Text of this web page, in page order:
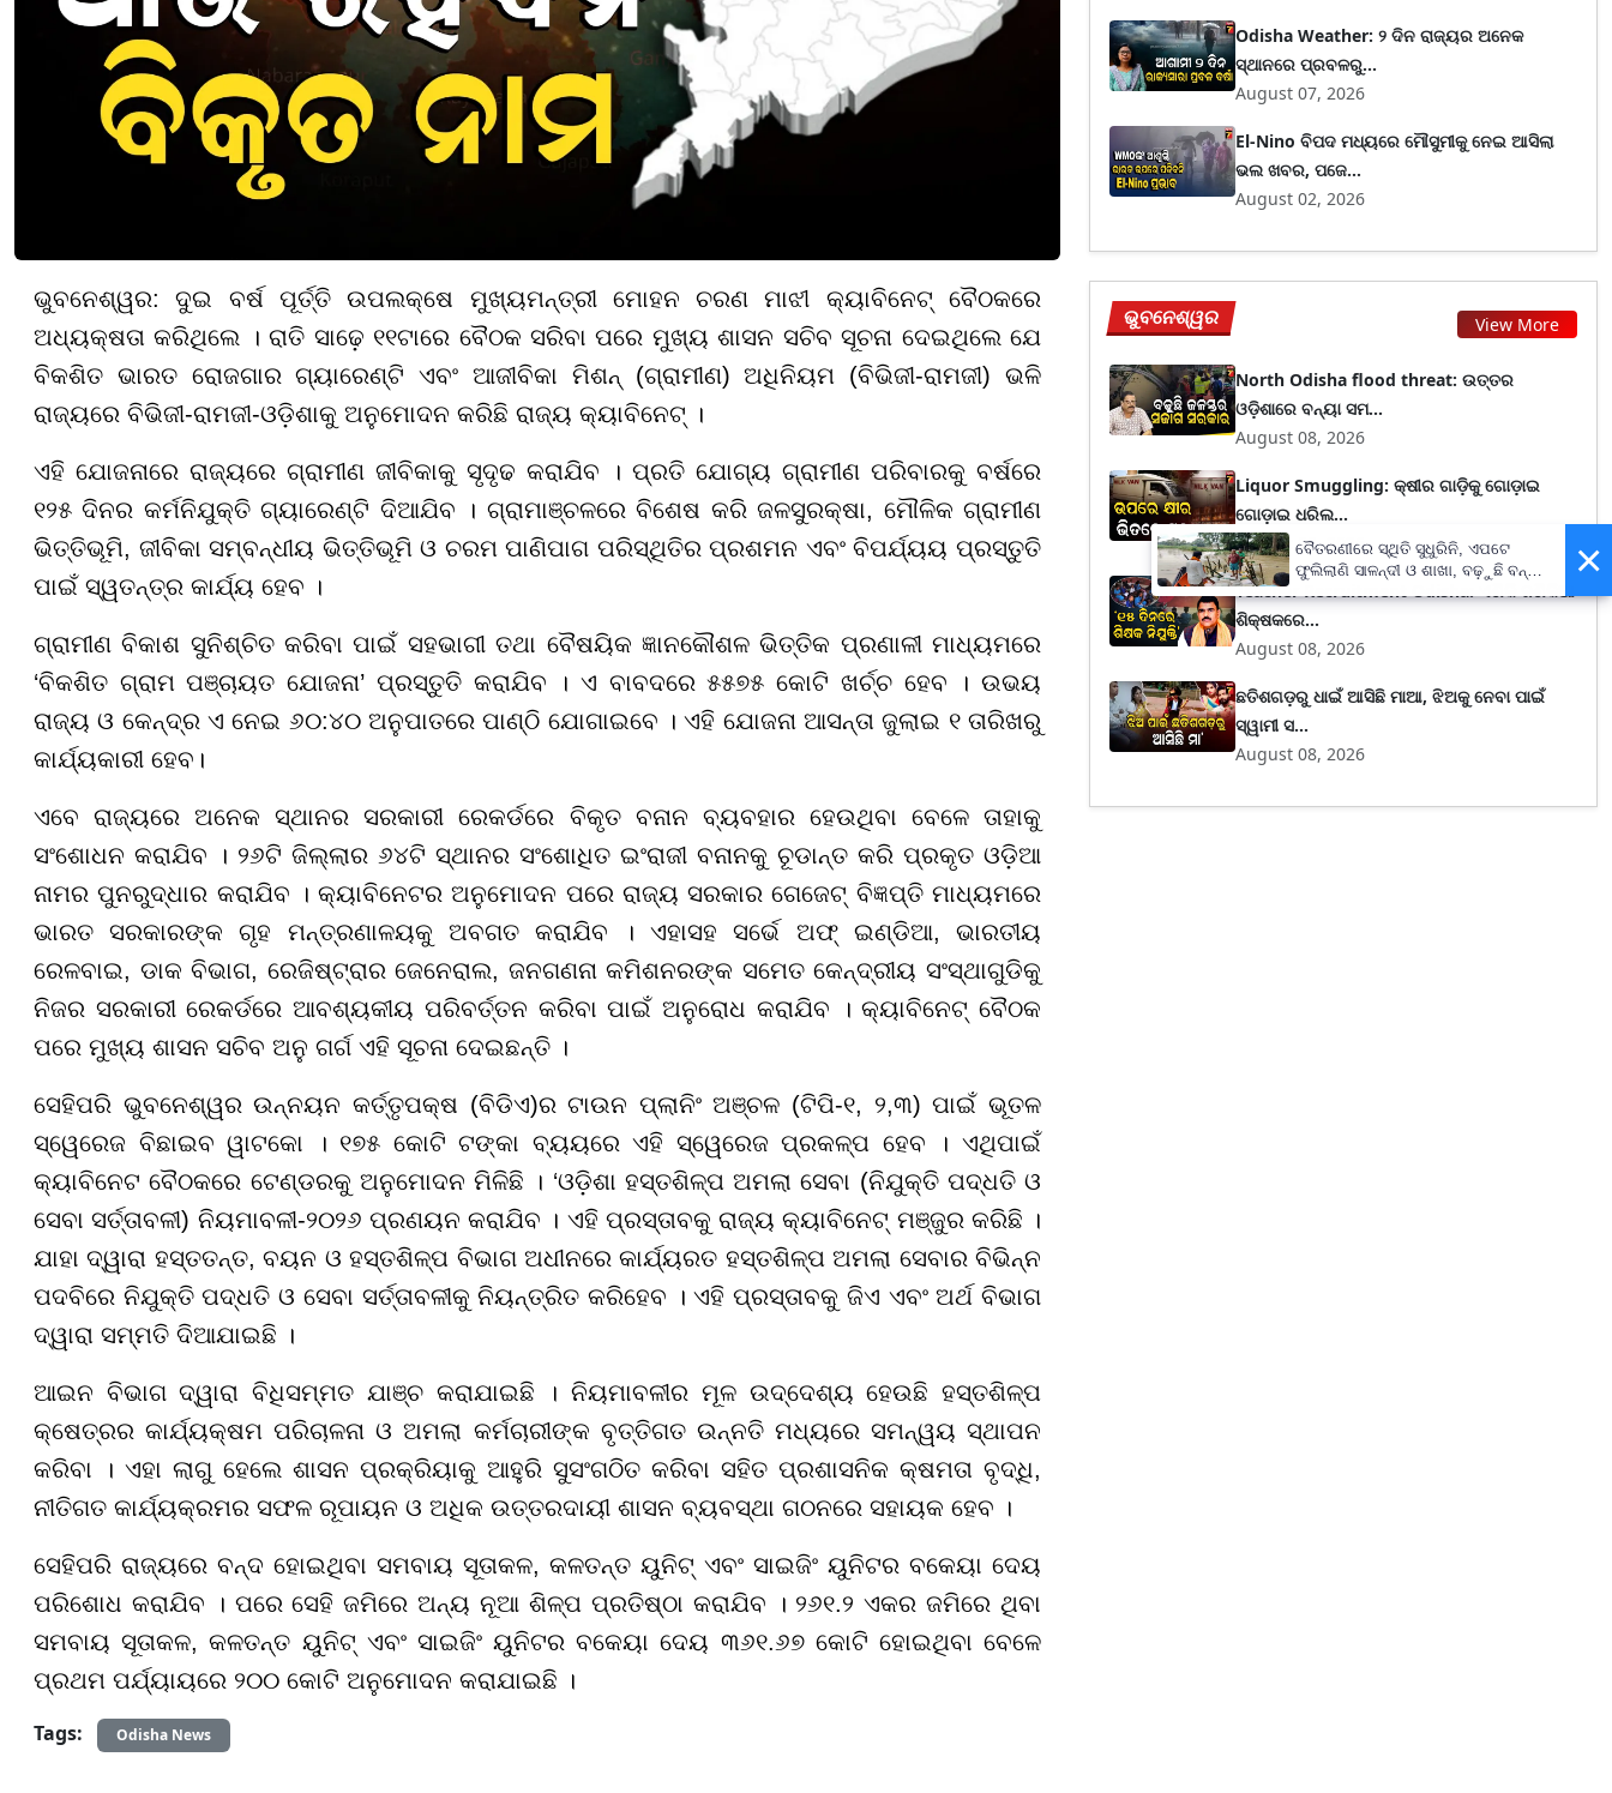
ଭୁବନେଶ୍ୱର: ଦୁଇ ବର୍ଷ ପୂର୍ତ୍ତି ଉପଲକ୍ଷେ ମୁଖ୍ୟମନ୍ତ୍ରୀ ମୋହନ ଚରଣ ମାଝୀ କ୍ୟାବିନେଟ୍ ବୈଠକରେ
ଅଧ୍ୟକ୍ଷତା କରିଥିଲେ । ରାତି ସାଢ଼େ ୧୧ଟାରେ ବୈଠକ ସରିବା ପରେ ମୁଖ୍ୟ ଶାସନ ସଚିବ ସୂଚନା ଦେଇଥିଲେ ଯେ
ବିକଶିତ ଭାରତ ରୋଜଗାର ଗ୍ୟାରେଣ୍ଟି ଏବଂ ଆଜୀବିକା ମିଶନ୍ (ଗ୍ରାମୀଣ) ଅଧିନିୟମ (ବିଭିଜୀ-ରାମଜୀ) ଭଳି
ରାଜ୍ୟରେ ବିଭିଜୀ-ରାମଜୀ-ଓଡ଼ିଶାକୁ ଅନୁମୋଦନ କରିଛି ରାଜ୍ୟ କ୍ୟାବିନେଟ୍ ।
ଏହି ଯୋଜନାରେ ରାଜ୍ୟରେ ଗ୍ରାମୀଣ ଜୀବିକାକୁ ସୃଦୃଢ କରାଯିବ । ପ୍ରତି ଯୋଗ୍ୟ ଗ୍ରାମୀଣ ପରିବାରକୁ ବର୍ଷରେ
୧୨୫ ଦିନର କର୍ମନିଯୁକ୍ତି ଗ୍ୟାରେଣ୍ଟି ଦିଆଯିବ । ଗ୍ରାମାଞ୍ଚଳରେ ବିଶେଷ କରି ଜଳସୁରକ୍ଷା, ମୌଳିକ ଗ୍ରାମୀଣ
ଭିତ୍ତିଭୂମି, ଜୀବିକା ସମ୍ବନ୍ଧୀୟ ଭିତ୍ତିଭୂମି ଓ ଚରମ ପାଣିପାଗ ପରିସ୍ଥିତିର ପ୍ରଶମନ ଏବଂ ବିପର୍ଯ୍ୟୟ ପ୍ରସ୍ତୁତି
ପାଇଁ ସ୍ୱତନ୍ତ୍ର କାର୍ଯ୍ୟ ହେବ ।
ଗ୍ରାମୀଣ ବିକାଶ ସୁନିଶ୍ଚିତ କରିବା ପାଇଁ ସହଭାଗୀ ତଥା ବୈଷୟିକ ଜ୍ଞାନକୌଶଳ ଭିତ୍ତିକ ପ୍ରଣାଳୀ ମାଧ୍ୟମରେ
‘ବିକଶିତ ଗ୍ରାମ ପଞ୍ଚାୟତ ଯୋଜନା’ ପ୍ରସ୍ତୁତି କରାଯିବ । ଏ ବାବଦରେ ୫୫୭୫ କୋଟି ଖର୍ଚ୍ଚ ହେବ । ଉଭୟ
ରାଜ୍ୟ ଓ କେନ୍ଦ୍ର ଏ ନେଇ ୬୦:୪୦ ଅନୁପାତରେ ପାଣ୍ଠି ଯୋଗାଇବେ । ଏହି ଯୋଜନା ଆସନ୍ତା ଜୁଲାଇ ୧ ତାରିଖରୁ
କାର୍ଯ୍ୟକାରୀ ହେବ।
ଏବେ ରାଜ୍ୟରେ ଅନେକ ସ୍ଥାନର ସରକାରୀ ରେକର୍ଡରେ ବିକୃତ ବନାନ ବ୍ୟବହାର ହେଉଥିବା ବେଳେ ତାହାକୁ
ସଂଶୋଧନ କରାଯିବ । ୨୬ଟି ଜିଲ୍ଲାର ୬୪ଟି ସ୍ଥାନର ସଂଶୋଧିତ ଇଂରାଜୀ ବନାନକୁ ଚୂଡାନ୍ତ କରି ପ୍ରକୃତ ଓଡ଼ିଆ
ନାମର ପୁନରୁଦ୍ଧାର କରାଯିବ । କ୍ୟାବିନେଟର ଅନୁମୋଦନ ପରେ ରାଜ୍ୟ ସରକାର ଗେଜେଟ୍ ବିଜ୍ଞପ୍ତି ମାଧ୍ୟମରେ
ଭାରତ ସରକାରଙ୍କ ଗୃହ ମନ୍ତ୍ରଣାଳୟକୁ ଅବଗତ କରାଯିବ । ଏହାସହ ସର୍ଭେ ଅଫ୍ ଇଣ୍ଡିଆ, ଭାରତୀୟ
ରେଳବାଇ, ଡାକ ବିଭାଗ, ରେଜିଷ୍ଟ୍ରାର ଜେନେରାଲ, ଜନଗଣନା କମିଶନରଙ୍କ ସମେତ କେନ୍ଦ୍ରୀୟ ସଂସ୍ଥାଗୁଡିକୁ
ନିଜର ସରକାରୀ ରେକର୍ଡରେ ଆବଶ୍ୟକୀୟ ପରିବର୍ତ୍ତନ କରିବା ପାଇଁ ଅନୁରୋଧ କରାଯିବ । କ୍ୟାବିନେଟ୍ ବୈଠକ
ପରେ ମୁଖ୍ୟ ଶାସନ ସଚିବ ଅନୁ ଗର୍ଗ ଏହି ସୂଚନା ଦେଇଛନ୍ତି ।
ସେହିପରି ଭୁବନେଶ୍ୱର ଉନ୍ନୟନ କର୍ତ୍ତୃପକ୍ଷ (ବିଡିଏ)ର ଟାଉନ ପ୍ଲାନିଂ ଅଞ୍ଚଳ (ଟିପି-୧, ୨,୩) ପାଇଁ ଭୂତଳ
ସ୍ୱେରେଜ ବିଛାଇବ ୱାଟକୋ । ୧୭୫ କୋଟି ଟଙ୍କା ବ୍ୟୟରେ ଏହି ସ୍ୱେରେଜ ପ୍ରକଳ୍ପ ହେବ । ଏଥିପାଇଁ
କ୍ୟାବିନେଟ ବୈଠକରେ ଟେଣ୍ଡରକୁ ଅନୁମୋଦନ ମିଳିଛି । ‘ଓଡ଼ିଶା ହସ୍ତଶିଳ୍ପ ଅମଲା ସେବା (ନିଯୁକ୍ତି ପଦ୍ଧତି ଓ
ସେବା ସର୍ତ୍ତାବଳୀ) ନିୟମାବଳୀ-୨୦୨୬ ପ୍ରଣୟନ କରାଯିବ । ଏହି ପ୍ରସ୍ତାବକୁ ରାଜ୍ୟ କ୍ୟାବିନେଟ୍ ମଞ୍ଜୁର କରିଛି ।
ଯାହା ଦ୍ୱାରା ହସ୍ତତନ୍ତ, ବୟନ ଓ ହସ୍ତଶିଳ୍ପ ବିଭାଗ ଅଧୀନରେ କାର୍ଯ୍ୟରତ ହସ୍ତଶିଳ୍ପ ଅମଲା ସେବାର ବିଭିନ୍ନ
ପଦବିରେ ନିଯୁକ୍ତି ପଦ୍ଧତି ଓ ସେବା ସର୍ତ୍ତାବଳୀକୁ ନିୟନ୍ତ୍ରିତ କରିହେବ । ଏହି ପ୍ରସ୍ତାବକୁ ଜିଏ ଏବଂ ଅର୍ଥ ବିଭାଗ
ଦ୍ୱାରା ସମ୍ମତି ଦିଆଯାଇଛି ।
ଆଇନ ବିଭାଗ ଦ୍ୱାରା ବିଧିସମ୍ମତ ଯାଞ୍ଚ କରାଯାଇଛି । ନିୟମାବଳୀର ମୂଳ ଉଦ୍ଦେଶ୍ୟ ହେଉଛି ହସ୍ତଶିଳ୍ପ
କ୍ଷେତ୍ରର କାର୍ଯ୍ୟକ୍ଷମ ପରିଚାଳନା ଓ ଅମଲା କର୍ମଚାରୀଙ୍କ ବୃତ୍ତିଗତ ଉନ୍ନତି ମଧ୍ୟରେ ସମନ୍ୱୟ ସ୍ଥାପନ
କରିବା । ଏହା ଲାଗୁ ହେଲେ ଶାସନ ପ୍ରକ୍ରିୟାକୁ ଆହୁରି ସୁସଂଗଠିତ କରିବା ସହିତ ପ୍ରଶାସନିକ କ୍ଷମତା ବୃଦ୍ଧି,
ନୀତିଗତ କାର୍ଯ୍ୟକ୍ରମର ସଫଳ ରୂପାୟନ ଓ ଅଧିକ ଉତ୍ତରଦାୟୀ ଶାସନ ବ୍ୟବସ୍ଥା ଗଠନରେ ସହାୟକ ହେବ ।
ସେହିପରି ରାଜ୍ୟରେ ବନ୍ଦ ହୋଇଥିବା ସମବାୟ ସୂତାକଳ, କଳତନ୍ତ ୟୁନିଟ୍ ଏବଂ ସାଇଜିଂ ୟୁନିଟର ବକେୟା ଦେୟ
ପରିଶୋଧ କରାଯିବ । ପରେ ସେହି ଜମିରେ ଅନ୍ୟ ନୂଆ ଶିଳ୍ପ ପ୍ରତିଷ୍ଠା କରାଯିବ । ୨୬୧.୨ ଏକର ଜମିରେ ଥିବା
ସମବାୟ ସୂତାକଳ, କଳତନ୍ତ ୟୁନିଟ୍ ଏବଂ ସାଇଜିଂ ୟୁନିଟର ବକେୟା ଦେୟ ୩୬୧.୬୭ କୋଟି ହୋଇଥିବା ବେଳେ
ପ୍ରଥମ ପର୍ଯ୍ୟାୟରେ ୨୦୦ କୋଟି ଅନୁମୋଦନ କରାଯାଇଛି ।
Tags:
Odisha News
Odisha Weather: ୨ ଦିନ ରାଜ୍ୟର ଅନେକ
ସ୍ଥାନରେ ପ୍ରବଳରୁ...
August 07, 2026
El-Nino ବିପଦ ମଧ୍ୟରେ ମୌସୁମୀକୁ ନେଇ ଆସିଲା
ଭଲ ଖବର, ପଜେ...
August 02, 2026
ଭୁବନେଶ୍ୱର View More
North Odisha flood threat: ଉତ୍ତର
ଓଡ଼ିଶାରେ ବନ୍ୟା ସମ...
August 08, 2026
Liquor Smuggling: କ୍ଷୀର ଗାଡ଼ିକୁ ଗୋଡ଼ାଇ
ଗୋଡ଼ାଇ ଧରିଲ...
August 08, 2026
Teacher Recruitment Odisha: ଏଣିକି ଜଣିକିଆ
ଶିକ୍ଷକରେ...
August 08, 2026
ଛତିଶଗଡ଼ରୁ ଧାଇଁ ଆସିଛି ମାଆ, ଝିଅକୁ ନେବା ପାଇଁ
ସ୍ୱାମୀ ସ...
August 08, 2026
×
ବୈତରଣୀରେ ସ୍ଥିତି ସୁଧୁରିନି, ଏପଟେ
ଫୁଲିଲାଣି ସାଳନ୍ଦୀ ଓ ଶାଖା, ବଢ଼ୁଛି ବନ୍ୟା